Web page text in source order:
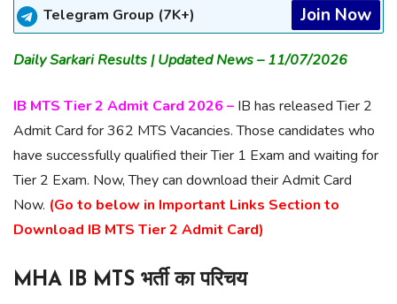
Telegram Group (7K+) Join Now
Daily Sarkari Results | Updated News – 11/07/2026
IB MTS Tier 2 Admit Card 2026 – IB has released Tier 2
Admit Card for 362 MTS Vacancies. Those candidates who
have successfully qualified their Tier 1 Exam and waiting for
Tier 2 Exam. Now, They can download their Admit Card
Now. (Go to below in Important Links Section to
Download IB MTS Tier 2 Admit Card)
MHA IB MTS भर्ती का परिचय